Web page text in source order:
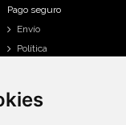
Pago seguro
Envío
Política
Historial de